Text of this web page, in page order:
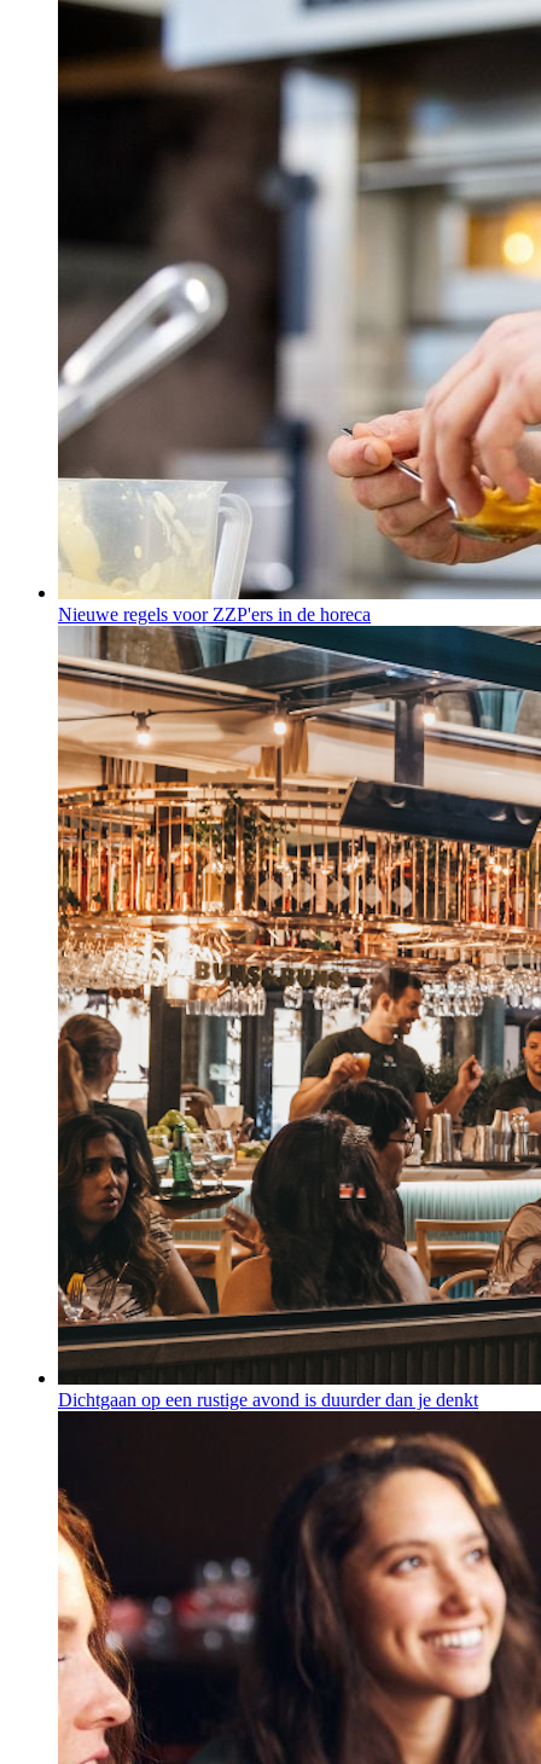
Nieuwe regels voor ZZP'ers in de horeca
Dichtgaan op een rustige avond is duurder dan je denkt